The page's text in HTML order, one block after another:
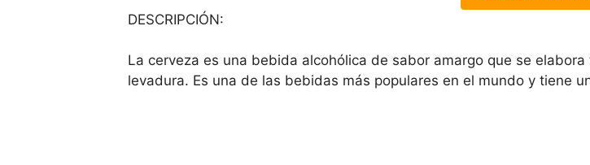
DESCRIPCIÓN:
La cerveza es una bebida alcohólica de sabor amargo que se
levadura. Es una de las bebidas más populares en el mundo y tiene